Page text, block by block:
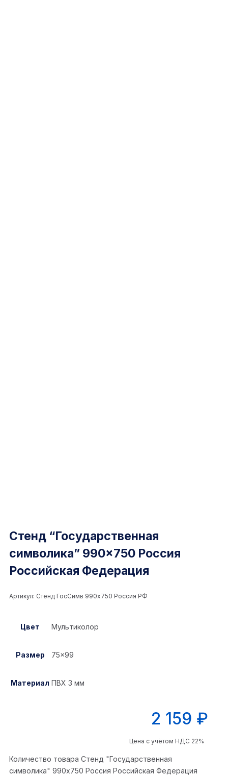
Стенд “Государственная
символика” 990×750 Россия
Российская Федерация
Артикул: Стенд ГосСимв 990x750 Россия РФ
Цвет Мультиколор
Размер 75×99
Материал ПВХ 3 мм
2 159 ₽
Цена с учётом НДС 22%
Количество товара Стенд "Государственная
символика" 990x750 Россия Российская Федерация